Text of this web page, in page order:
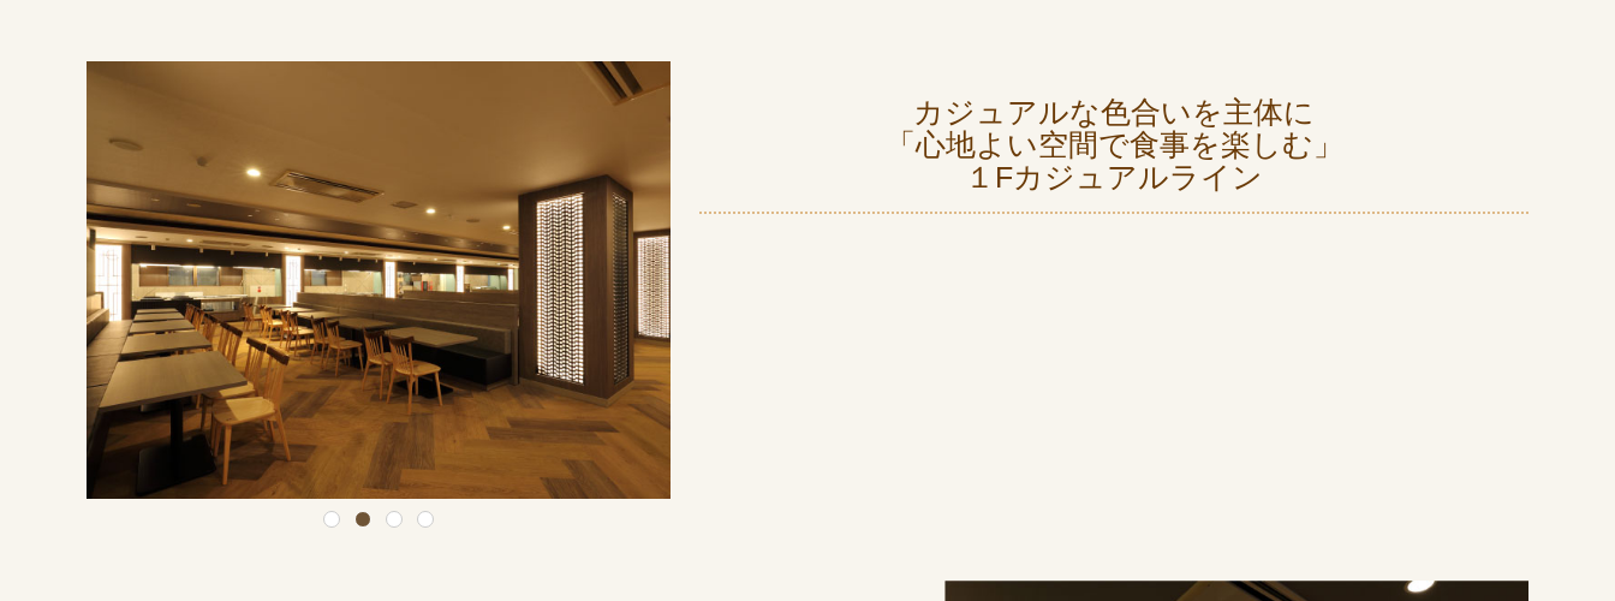
カジュアルな色合いを主体に
「心地よい空間で食事を楽しむ」
１Fカジュアルライン